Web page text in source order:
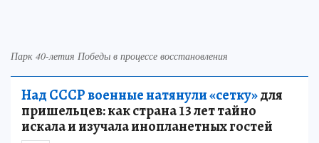
Парк 40-летия Победы в процессе восстановления
Над СССР военные натянули «сетку»для
пришельцев: как страна 13 лет тайно
искала и изучала инопланетных гостей